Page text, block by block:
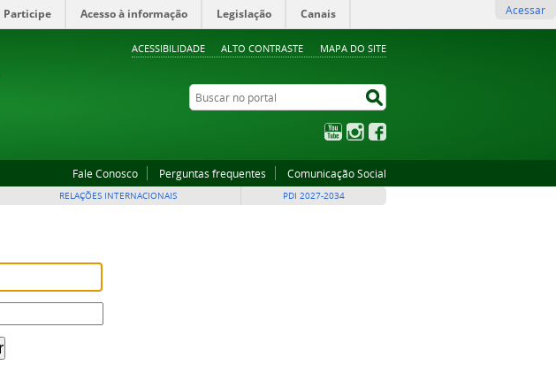
ACESSIBILIDADE ALTO CONTRASTE MAPA DO SITE
Participe Acesso à informação Legislação Canais Acessar
Buscar no portal
YouTubeInstagram
Fale Conosco Perguntas frequentes Comunicação Social
RELAÇÕES INTERNACIONAIS PDI 2027-2034